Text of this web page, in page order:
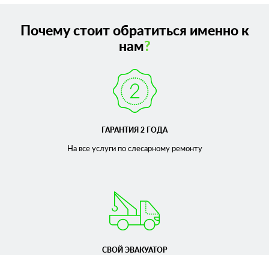
Почему стоит обратиться именно к
нам?
ГАРАНТИЯ 2 ГОДА
На все услуги по слесарномуремонту
СВОЙ ЭВАКУАТОР